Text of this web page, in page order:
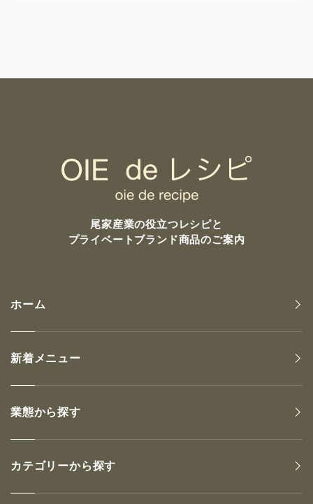
尾家産業の役立つレシピと
プライベートブランド商品のご案内
ホーム
新着メニュー
業態から探す
カテゴリーから探す